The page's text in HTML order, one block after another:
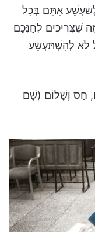
אִתָּם בְּכָל
שֶּׁצְּרִיכִים לְחַנְּכָם
לֹא לְהִשְׁתַּעְשֵׁעַ
חַס וְשָׁלוֹם (שָׁם